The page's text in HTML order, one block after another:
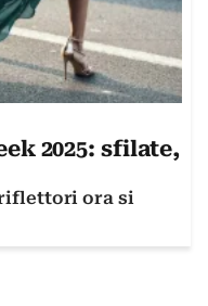
2025: sfilate,
riflettori ora si